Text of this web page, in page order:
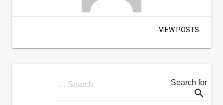
VIEW POSTS
Search for
Search …
search